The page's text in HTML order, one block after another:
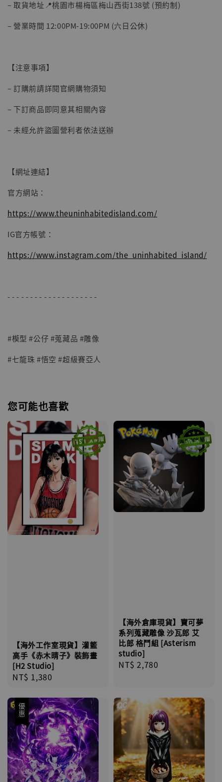
– 取貨地址📍桃園市楊梅區梅山西街138號 (預約制)
– 營業時間 12:00PM-19:00PM (六日公休)
【注意事項】
– 訂購前請詳閱官網購物須知
– 下訂商品即同意其相關內容
– 未經允許盜圖營利者依法送辦
【網址連結】
官方網站：
https://www.theuninhabitedisland.com/
IG官方帳號：
https://www.instagram.com/the_uninhabited_island/
- - - - - - - - - - - - - - - - - - - -
#模型 #公仔 #蒐藏品 #雕像
#七龍珠 #悟空 #超級賽亞人
您可能也喜歡
【海外工作室現貨】灌籃
高手《赤木晴子》裝飾畫
[H2 Studio]
Regular
NT$ 1,380
【海外倉庫現貨】寶可夢
系列蒐藏雕像 沙瓦郎 艾
比郎 格鬥組 [Asterism
studio]
Regular
NT$ 2,780
優惠